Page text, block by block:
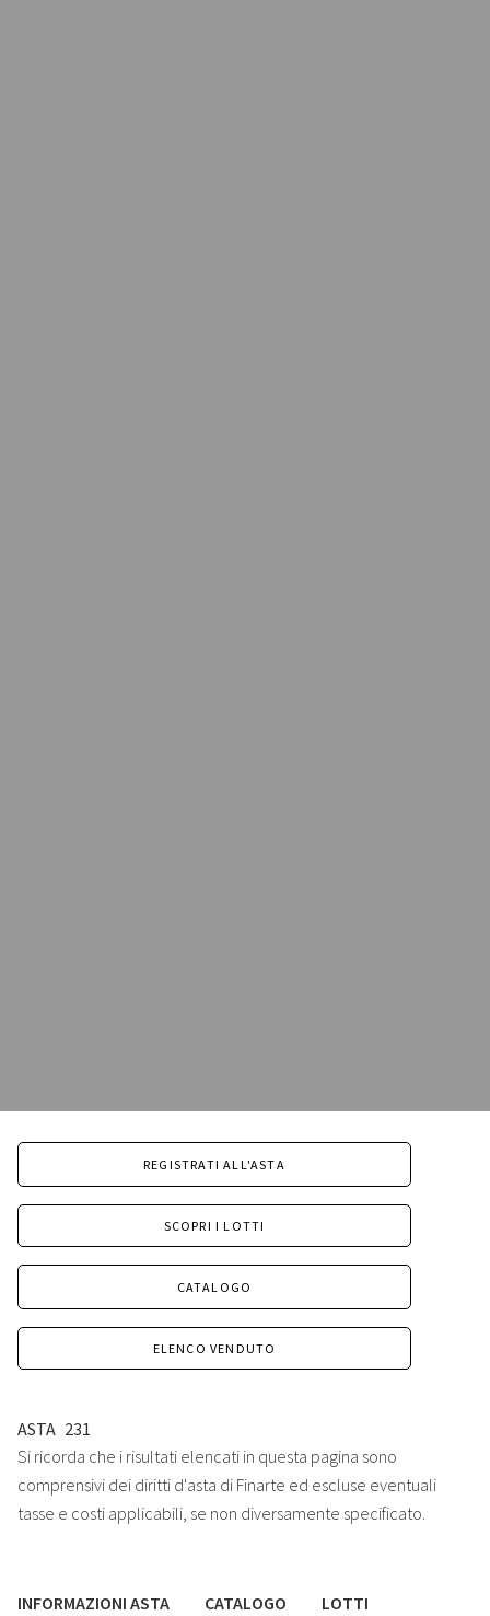
REGISTRATI ALL'ASTA
SCOPRI I LOTTI
CATALOGO
ELENCO VENDUTO
ASTA 231
Si ricorda che i risultati elencati in questa pagina sono
comprensivi dei diritti d'asta di Finarte ed escluse eventuali
tasse e costi applicabili, se non diversamente specificato.
INFORMAZIONI ASTA CATALOGO LOTTI